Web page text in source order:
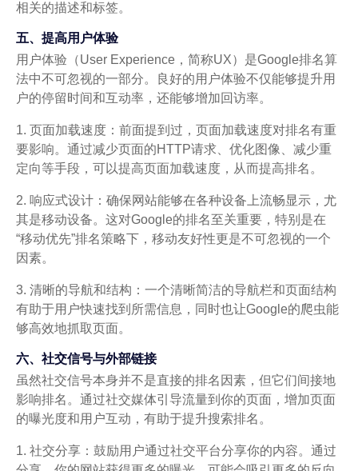
相关的描述和标签。
五、提高用户体验
用户体验（User Experience，简称UX）是Google排名算
法中不可忽视的一部分。良好的用户体验不仅能够提升用
户的停留时间和互动率，还能够增加回访率。
1. 页面加载速度：前面提到过，页面加载速度对排名有重
要影响。通过减少页面的HTTP请求、优化图像、减少重
定向等手段，可以提高页面加载速度，从而提高排名。
2. 响应式设计：确保网站能够在各种设备上流畅显示，尤
其是移动设备。这对Google的排名至关重要，特别是在
“移动优先”排名策略下，移动友好性更是不可忽视的一个
因素。
3. 清晰的导航和结构：一个清晰简洁的导航栏和页面结构
有助于用户快速找到所需信息，同时也让Google的爬虫能
够高效地抓取页面。
六、社交信号与外部链接
虽然社交信号本身并不是直接的排名因素，但它们间接地
影响排名。通过社交媒体引导流量到你的页面，增加页面
的曝光度和用户互动，有助于提升搜索排名。
1. 社交分享：鼓励用户通过社交平台分享你的内容。通过